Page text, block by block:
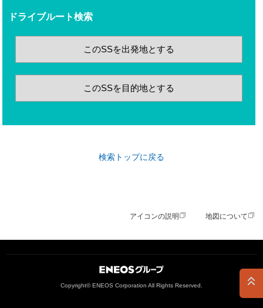
ドライブルート検索
このSSを出発地とする
このSSを目的地とする
検索トップに戻る
アイコンの説明 地図について
Copyright© ENEOS Corporation All Rights Reserved.